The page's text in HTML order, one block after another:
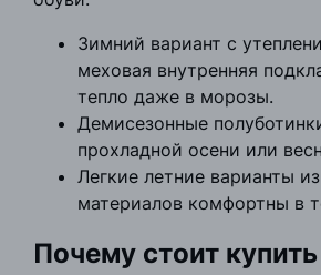
Зимний вариант с
меховая внутренняя
тепло даже в морозы.
Демисезонные
прохладной осени или
Легкие летние варианты
материалов комфортны в
Почему стоит